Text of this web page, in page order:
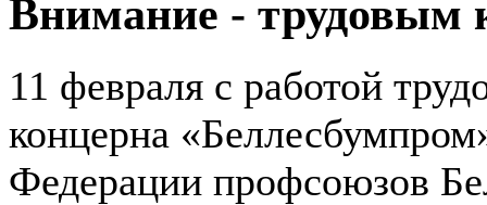
Внимание - трудовым
11 февраля с работой
концерна
Федерации профсоюзов